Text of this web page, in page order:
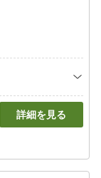
詳細を見る